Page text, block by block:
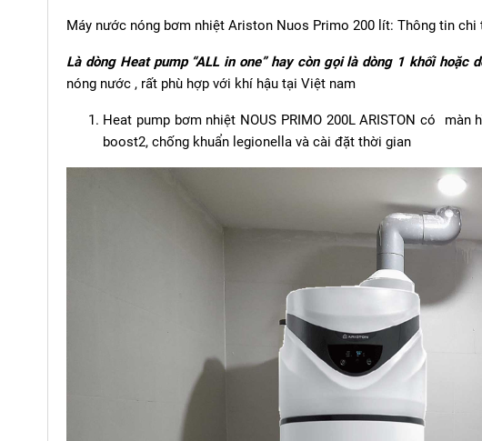
Máy nước nóng bơm nhiệt Ariston Nuos Primo 200 lít: Thông tin chi
Là dòng Heat pump “ALL in one” hay còn gọi là dòng 1 khối hoặc
nóng nước , rất phù hợp với khí hậu tại Việt nam
Heat pump bơm nhiệt NOUS PRIMO 200L ARISTON có
boost2, chống khuẩn legionella và cài đặt thời gian